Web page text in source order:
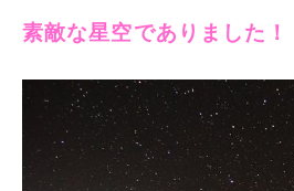
素敵な星空でありました！